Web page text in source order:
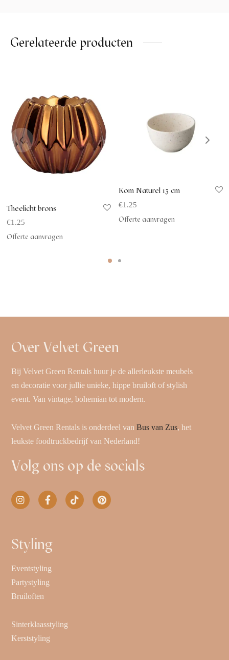
Gerelateerde producten
Theelicht brons
€1.25
Offerte aanvragen
Kom Naturel 13 cm
€1.25
Offerte aanvragen
Over Velvet Green
Bij Velvet Green Rentals huur je de allerleukste meubels
en decoratie voor jullie unieke, hippe bruiloft of stylish
event. Van vintage, bohemian tot modern.
Velvet Green Rentals is onderdeel vanBus van Zus, het
leukste foodtruckbedrijf van Nederland!
Volg ons op de socials
Styling
Eventstyling
Partystyling
Bruiloften
Sinterklaasstyling
Kerststyling